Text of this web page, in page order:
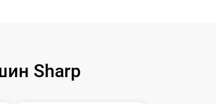
Sharp